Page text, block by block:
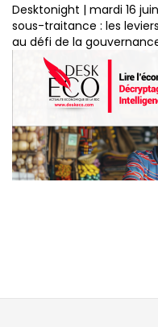
Desktonight | mardi 16
sous-traitance : les
au défi de la